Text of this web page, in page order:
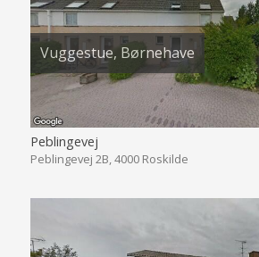
Vuggestue, Børnehave
Peblingevej
Peblingevej 2B, 4000 Roskilde